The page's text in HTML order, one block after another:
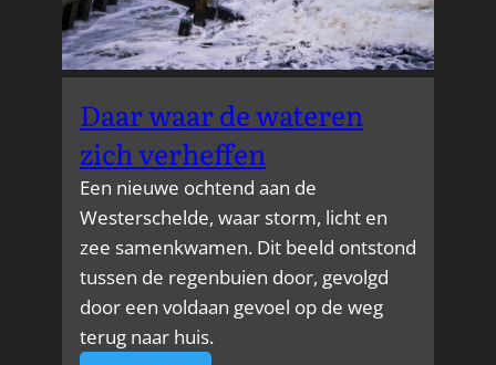
Daar waar de wateren
zich verheffen
Een nieuwe ochtend aan de
Westerschelde, waar storm, licht en
zee samenkwamen. Dit beeld ontstond
tussen de regenbuien door, gevolgd
door een voldaan gevoel op de weg
terug naar huis.